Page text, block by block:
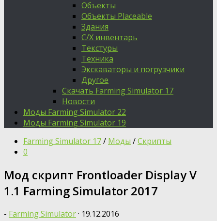
Объекты
Объекты Placeable
Здания
С/Х инвентарь
Текстуры
Техника
Экскаваторы и погрузчики
Другое
Скачать Farming Simulator 17
Новости
Моды Farming Simulator 22
Моды Farming Simulator 19
Farming Simulator 17/ Моды /Скрипты
0
Мод скрипт Frontloader Display V
1.1 Farming Simulator 2017
- Farming Simulator· 19.12.2016